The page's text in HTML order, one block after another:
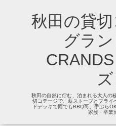
秋田の貸切
グラ
ズ
秋田の自然に佇む、泊まれる大人の
切コテージで、薪ストーブとプライ
ドデッキで雨でもBBQ可。手ぶら
家族・卒業